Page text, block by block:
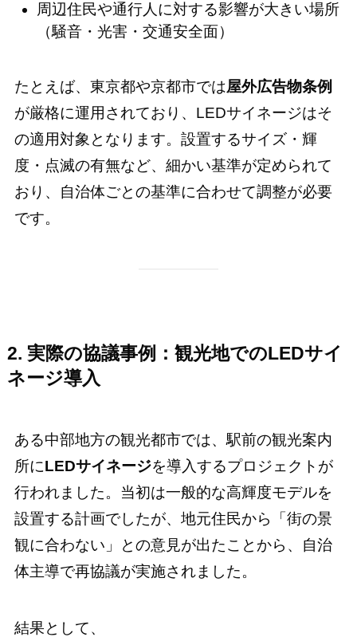
周辺住民や通行人に対する影響が大きい場所
（騒音・光害・交通安全面）
たとえば、東京都や京都市では屋外広告物条例
が厳格に運用されており、LEDサイネージはそ
の適用対象となります。設置するサイズ・輝
度・点滅の有無など、細かい基準が定められて
おり、自治体ごとの基準に合わせて調整が必要
です。
2. 実際の協議事例：観光地でのLEDサイ
ネージ導入
ある中部地方の観光都市では、駅前の観光案内
所にLEDサイネージを導入するプロジェクトが
行われました。当初は一般的な高輝度モデルを
設置する計画でしたが、地元住民から「街の景
観に合わない」との意見が出たことから、自治
体主導で再協議が実施されました。
結果として、